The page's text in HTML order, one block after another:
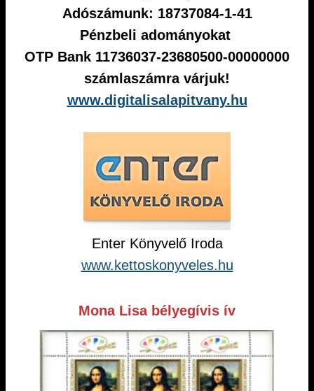
Adószámunk: 18737084-1-41
Pénzbeli adományokat
OTP Bank 11736037-23680500-00000000
számlaszámra várjuk!
www.digitalisalapitvany.hu
Enter Könyvelő Iroda
www.kettoskonyveles.hu
Mona Lisa bélyegívis ív